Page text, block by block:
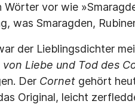
Wörter vor wie
was Smaragden,
der Lieblingsdichter
von Liebe und Tod des
Der Cornet gehört
Original, leicht